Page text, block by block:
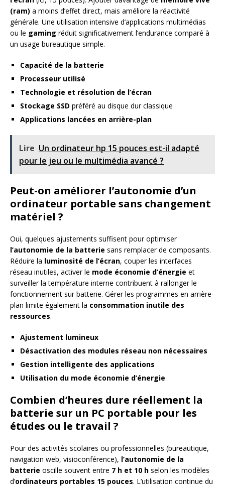
(ram) a moins d’effet direct, mais améliore la réactivité
générale. Une utilisation intensive d’applications multimédias
ou le gaming réduit significativement l’endurance comparé à
un usage bureautique simple.
Capacité de la batterie
Processeur utilisé
Technologie et résolution de l’écran
Stockage SSD préféré au disque dur classique
Applications lancées en arrière-plan
Lire Un ordinateur hp 15 pouces est-il adapté
pour le jeu ou le multimédia avancé ?
Peut-on améliorer l’autonomie d’un
ordinateur portable sans changement
matériel ?
Oui, quelques ajustements suffisent pour optimiser
l’autonomie de la batterie sans remplacer de composants.
Réduire la luminosité de l’écran, couper les interfaces
réseau inutiles, activer le mode économie d’énergie et
surveiller la température interne contribuent à rallonger le
fonctionnement sur batterie. Gérer les programmes en arrière-
plan limite également la consommation inutile des
ressources.
Ajustement lumineux
Désactivation des modules réseau non nécessaires
Gestion intelligente des applications
Utilisation du mode économie d’énergie
Combien d’heures dure réellement la
batterie sur un PC portable pour les
études ou le travail ?
Pour des activités scolaires ou professionnelles (bureautique,
navigation web, visioconférence), l’autonomie de la
batterie oscille souvent entre 7 h et 10 h selon les modèles
d’ordinateurs portables 15 pouces. L’utilisation continue du